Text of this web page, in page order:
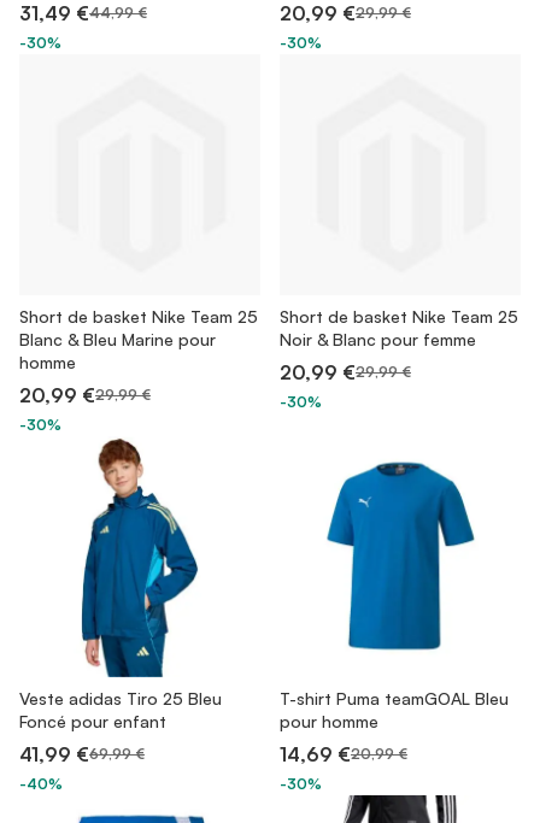
31,49 €44,99 €
-30%
20,99 €29,99 €
-30%
Short de basket Nike Team 25
Blanc & Bleu Marine pour
homme
20,99 €29,99 €
-30%
Short de basket Nike Team 25
Noir & Blanc pour femme
20,99 €29,99 €
-30%
Veste adidas Tiro 25 Bleu
Foncé pour enfant
41,99 €69,99 €
-40%
T-shirt Puma teamGOAL Bleu
pour homme
14,69 €20,99 €
-30%